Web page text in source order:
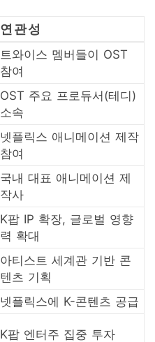
연관성
트와이스 멤버들이 OST
참여
OST 주요 프로듀서(테디)
소속
넷플릭스 애니메이션 제작
참여
국내 대표 애니메이션 제
작사
K팝 IP 확장, 글로벌 영향
력 확대
아티스트 세계관 기반 콘
텐츠 기획
넷플릭스에 K-콘텐츠 공급
K팝 엔터주 집중 투자